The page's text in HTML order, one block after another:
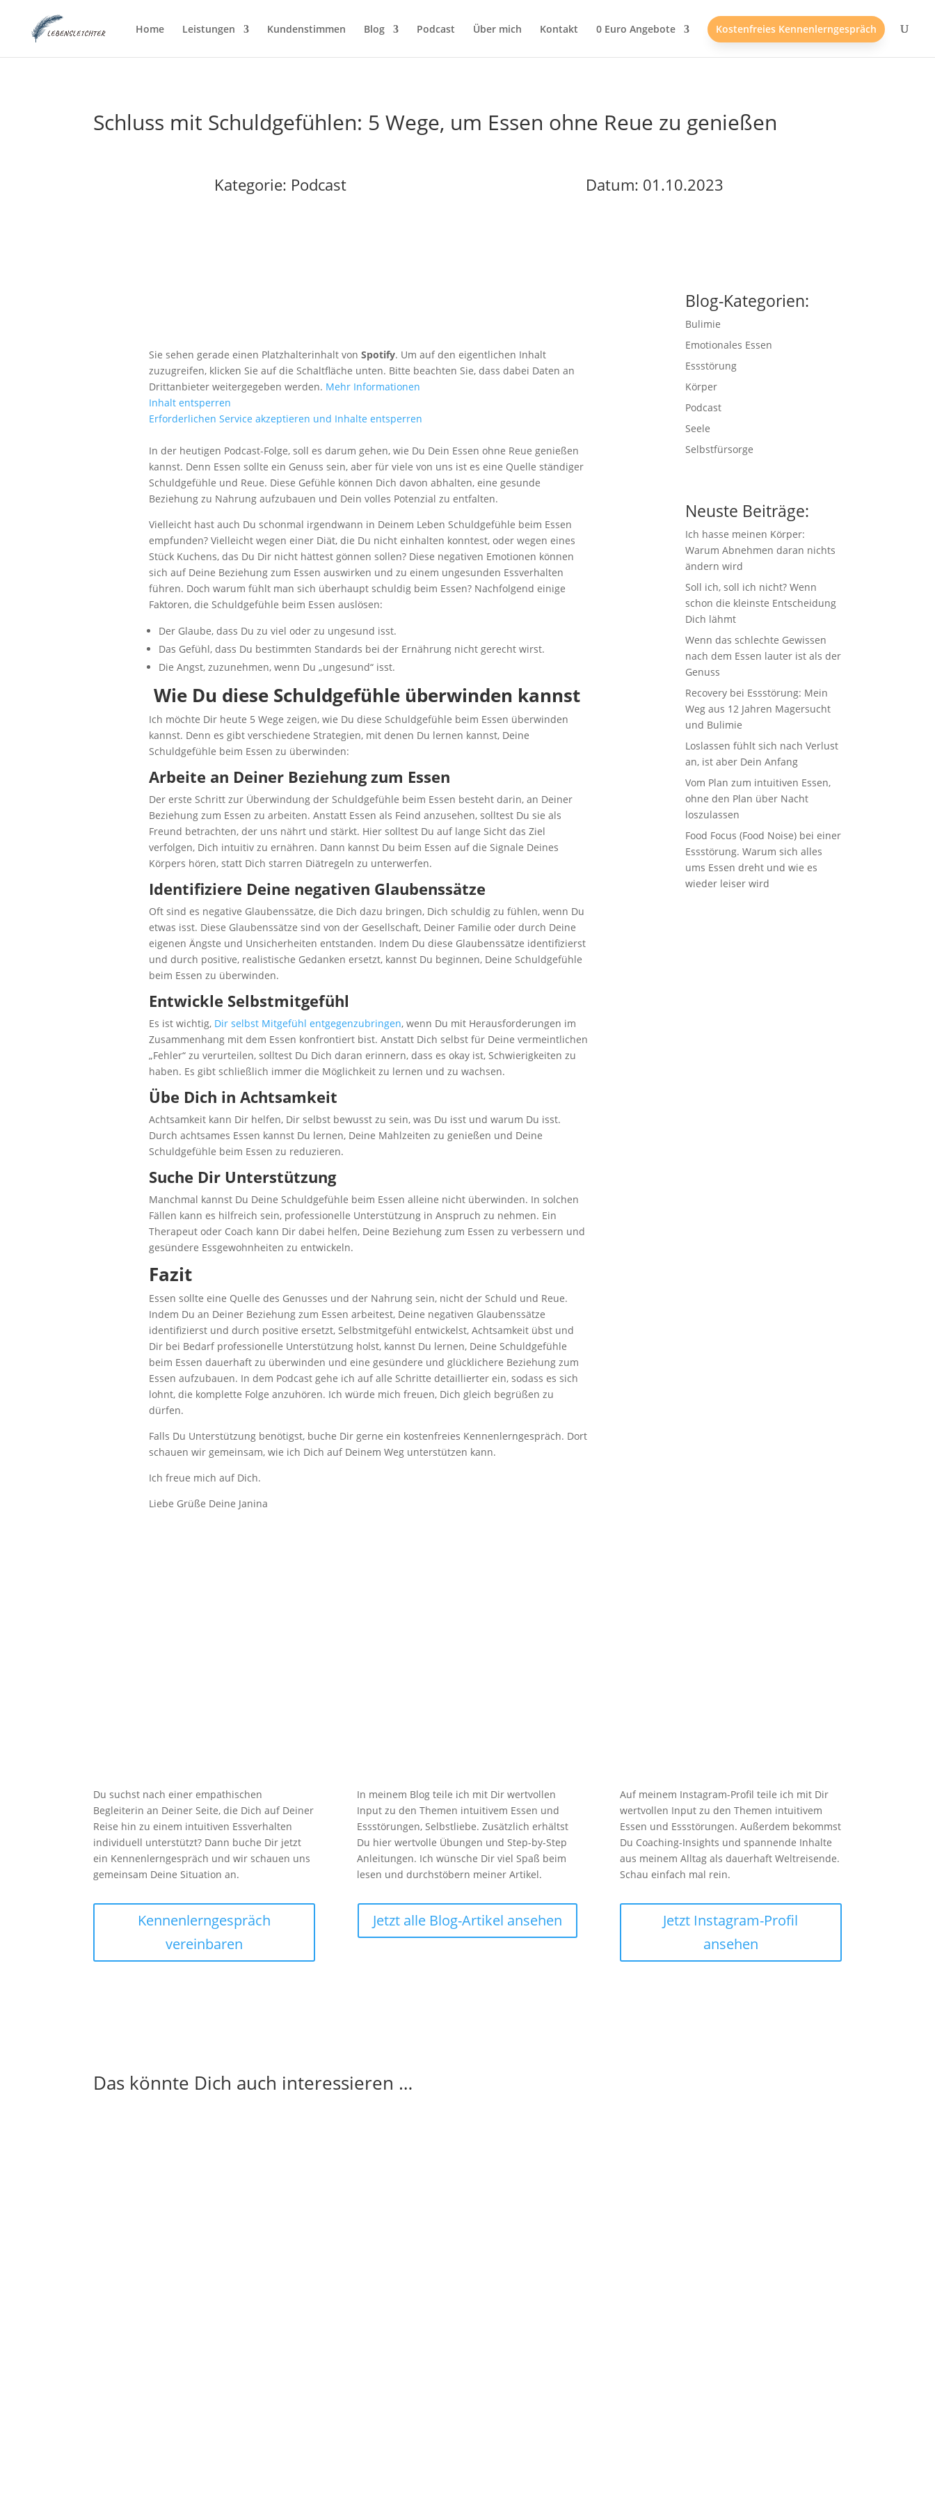
Home Leistungen Kundenstimmen Blog Podcast Über mich Kontakt 0 Euro Angebote Kostenfreies Kennenlerngespräch
Schluss mit Schuldgefühlen: 5 Wege, um Essen ohne Reue zu genießen
Kategorie: Podcast Datum: 01.10.2023
Sie sehen gerade einen Platzhalterinhalt von Spotify. Um auf den eigentlichen Inhalt
zuzugreifen, klicken Sie auf die Schaltfläche unten. Bitte beachten Sie, dass dabei Daten an
Drittanbieter weitergegeben werden. Mehr Informationen
Inhalt entsperren
Erforderlichen Service akzeptieren und Inhalte entsperren
In der heutigen Podcast-Folge, soll es darum gehen, wie Du Dein Essen ohne Reue genießen
kannst. Denn Essen sollte ein Genuss sein, aber für viele von uns ist es eine Quelle ständiger
Schuldgefühle und Reue. Diese Gefühle können Dich davon abhalten, eine gesunde
Beziehung zu Nahrung aufzubauen und Dein volles Potenzial zu entfalten.
Vielleicht hast auch Du schonmal irgendwann in Deinem Leben Schuldgefühle beim Essen
empfunden? Vielleicht wegen einer Diät, die Du nicht einhalten konntest, oder wegen eines
Stück Kuchens, das Du Dir nicht hättest gönnen sollen? Diese negativen Emotionen können
sich auf Deine Beziehung zum Essen auswirken und zu einem ungesunden Essverhalten
führen. Doch warum fühlt man sich überhaupt schuldig beim Essen? Nachfolgend einige
Faktoren, die Schuldgefühle beim Essen auslösen:
Der Glaube, dass Du zu viel oder zu ungesund isst.
Das Gefühl, dass Du bestimmten Standards bei der Ernährung nicht gerecht wirst.
Die Angst, zuzunehmen, wenn Du „ungesund“ isst.
Wie Du diese Schuldgefühle überwinden kannst
Ich möchte Dir heute 5 Wege zeigen, wie Du diese Schuldgefühle beim Essen überwinden
kannst. Denn es gibt verschiedene Strategien, mit denen Du lernen kannst, Deine
Schuldgefühle beim Essen zu überwinden:
Arbeite an Deiner Beziehung zum Essen
Der erste Schritt zur Überwindung der Schuldgefühle beim Essen besteht darin, an Deiner
Beziehung zum Essen zu arbeiten. Anstatt Essen als Feind anzusehen, solltest Du sie als
Freund betrachten, der uns nährt und stärkt. Hier solltest Du auf lange Sicht das Ziel
verfolgen, Dich intuitiv zu ernähren. Dann kannst Du beim Essen auf die Signale Deines
Körpers hören, statt Dich starren Diätregeln zu unterwerfen.
Identifiziere Deine negativen Glaubenssätze
Oft sind es negative Glaubenssätze, die Dich dazu bringen, Dich schuldig zu fühlen, wenn Du
etwas isst. Diese Glaubenssätze sind von der Gesellschaft, Deiner Familie oder durch Deine
eigenen Ängste und Unsicherheiten entstanden. Indem Du diese Glaubenssätze identifizierst
und durch positive, realistische Gedanken ersetzt, kannst Du beginnen, Deine Schuldgefühle
beim Essen zu überwinden.
Entwickle Selbstmitgefühl
Es ist wichtig, Dir selbst Mitgefühl entgegenzubringen, wenn Du mit Herausforderungen im
Zusammenhang mit dem Essen konfrontiert bist. Anstatt Dich selbst für Deine vermeintlichen
„Fehler“ zu verurteilen, solltest Du Dich daran erinnern, dass es okay ist, Schwierigkeiten zu
haben. Es gibt schließlich immer die Möglichkeit zu lernen und zu wachsen.
Übe Dich in Achtsamkeit
Achtsamkeit kann Dir helfen, Dir selbst bewusst zu sein, was Du isst und warum Du isst.
Durch achtsames Essen kannst Du lernen, Deine Mahlzeiten zu genießen und Deine
Schuldgefühle beim Essen zu reduzieren.
Suche Dir Unterstützung
Manchmal kannst Du Deine Schuldgefühle beim Essen alleine nicht überwinden. In solchen
Fällen kann es hilfreich sein, professionelle Unterstützung in Anspruch zu nehmen. Ein
Therapeut oder Coach kann Dir dabei helfen, Deine Beziehung zum Essen zu verbessern und
gesündere Essgewohnheiten zu entwickeln.
Fazit
Essen sollte eine Quelle des Genusses und der Nahrung sein, nicht der Schuld und Reue.
Indem Du an Deiner Beziehung zum Essen arbeitest, Deine negativen Glaubenssätze
identifizierst und durch positive ersetzt, Selbstmitgefühl entwickelst, Achtsamkeit übst und
Dir bei Bedarf professionelle Unterstützung holst, kannst Du lernen, Deine Schuldgefühle
beim Essen dauerhaft zu überwinden und eine gesündere und glücklichere Beziehung zum
Essen aufzubauen. In dem Podcast gehe ich auf alle Schritte detaillierter ein, sodass es sich
lohnt, die komplette Folge anzuhören. Ich würde mich freuen, Dich gleich begrüßen zu
dürfen.
Falls Du Unterstützung benötigst, buche Dir gerne ein kostenfreies Kennenlerngespräch. Dort
schauen wir gemeinsam, wie ich Dich auf Deinem Weg unterstützen kann.
Ich freue mich auf Dich.
Liebe Grüße Deine Janina
Blog-Kategorien:
Bulimie
Emotionales Essen
Essstörung
Körper
Podcast
Seele
Selbstfürsorge
Neuste Beiträge:
Ich hasse meinen Körper:
Warum Abnehmen daran nichts
ändern wird
Soll ich, soll ich nicht? Wenn
schon die kleinste Entscheidung
Dich lähmt
Wenn das schlechte Gewissen
nach dem Essen lauter ist als der
Genuss
Recovery bei Essstörung: Mein
Weg aus 12 Jahren Magersucht
und Bulimie
Loslassen fühlt sich nach Verlust
an, ist aber Dein Anfang
Vom Plan zum intuitiven Essen,
ohne den Plan über Nacht
loszulassen
Food Focus (Food Noise) bei einer
Essstörung. Warum sich alles
ums Essen dreht und wie es
wieder leiser wird
Du suchst nach einer empathischen
Begleiterin an Deiner Seite, die Dich auf Deiner
Reise hin zu einem intuitiven Essverhalten
individuell unterstützt? Dann buche Dir jetzt
ein Kennenlerngespräch und wir schauen uns
gemeinsam Deine Situation an.
Kennenlerngespräch
vereinbaren
In meinem Blog teile ich mit Dir wertvollen
Input zu den Themen intuitivem Essen und
Essstörungen, Selbstliebe. Zusätzlich erhältst
Du hier wertvolle Übungen und Step-by-Step
Anleitungen. Ich wünsche Dir viel Spaß beim
lesen und durchstöbern meiner Artikel.
Jetzt alle Blog-Artikel ansehen
Auf meinem Instagram-Profil teile ich mit Dir
wertvollen Input zu den Themen intuitivem
Essen und Essstörungen. Außerdem bekommst
Du Coaching-Insights und spannende Inhalte
aus meinem Alltag als dauerhaft Weltreisende.
Schau einfach mal rein.
Jetzt Instagram-Profil
ansehen
Das könnte Dich auch interessieren …